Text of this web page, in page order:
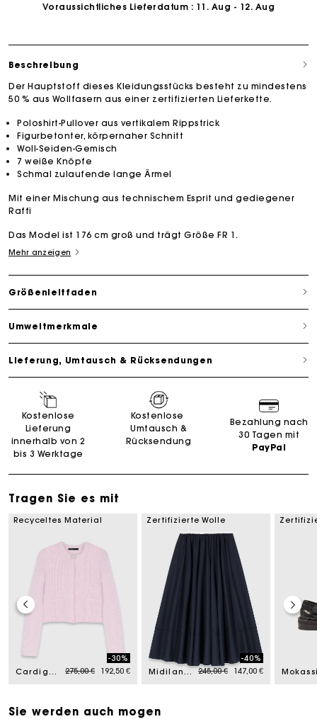
Voraussichtliches Lieferdatum : 11. Aug - 12. Aug
Beschreibung
Der Hauptstoff dieses Kleidungsstücks besteht zu mindestens
50 % aus Wollfasern aus einer zertifizierten Lieferkette.
Poloshirt-Pullover aus vertikalem Rippstrick
Figurbetonter, körpernaher Schnitt
Woll-Seiden-Gemisch
7 weiße Knöpfe
Schmal zulaufende lange Ärmel
Mit einer Mischung aus technischem Esprit und gediegener
Raffi
Das Model ist 176 cm groß und trägt Größe FR 1.
Mehr anzeigen
Größenleitfaden
Umweltmerkmale
Lieferung, Umtausch & Rücksendungen
Kostenlose
Lieferung
innerhalb von 2
bis 3 Werktage
Kostenlose
Umtausch &
Rücksendung
Bezahlung nach
30 Tagen mit
PayPal
Tragen Sie es mit
Recyceltes Material
Cardigan mit Schmuckschleife Price reduced from
275,00 €to
-30%
192,50 €
Zertifizierte Wolle
Midilanger Kostümrock mit Streifen Price reduced from
245,00 €to
-40%
147,00 €
Sie werden auch mogen